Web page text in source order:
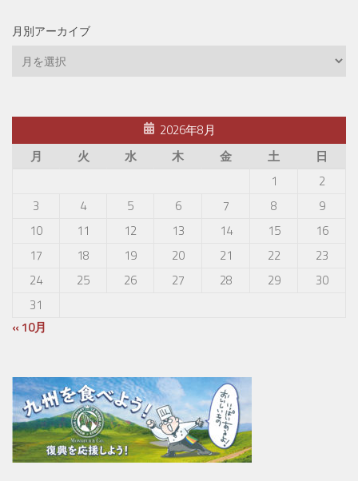
月別アーカイブ
2026年8月
月
火 水 木 金 土
日
1
2
3
4 5 6 7 8
9
10
11 12 13 14 15
16
17
18 19 20 21 22
23
24
25 26 27 28 29
30
31
« 10月